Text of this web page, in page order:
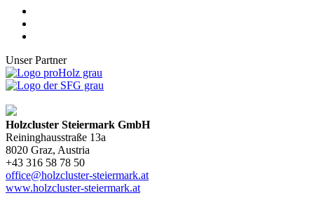
Unser Partner
Holzcluster Steiermark GmbH
Reininghausstraße 13a
8020 Graz, Austria
+43 316 58 78 50
office@holzcluster-steiermark.at
www.holzcluster-steiermark.at